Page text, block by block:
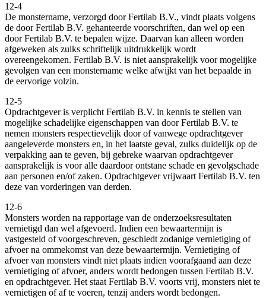
12-4
De monstername, verzorgd door Fertilab B.V., vindt plaats volgens
de door Fertilab B.V. gehanteerde voorschriften, dan wel op een
door Fertilab B.V. te bepalen wijze. Daarvan kan alleen worden
afgeweken als zulks schriftelijk uitdrukkelijk wordt
overeengekomen. Fertilab B.V. is niet aansprakelijk voor mogelijke
gevolgen van een monstername welke afwijkt van het bepaalde in
de eervorige volzin.
12-5
Opdrachtgever is verplicht Fertilab B.V. in kennis te stellen van
mogelijke schadelijke eigenschappen van door Fertilab B.V. te
nemen monsters respectievelijk door of vanwege opdrachtgever
aangeleverde monsters en, in het laatste geval, zulks duidelijk op de
verpakking aan te geven, bij gebreke waarvan opdrachtgever
aansprakelijk is voor alle daardoor ontstane schade en gevolgschade
aan personen en/of zaken. Opdrachtgever vrijwaart Fertilab B.V. ten
deze van vorderingen van derden.
12-6
Monsters worden na rapportage van de onderzoeksresultaten
vernietigd dan wel afgevoerd. Indien een bewaartermijn is
vastgesteld of voorgeschreven, geschiedt zodanige vernietiging of
afvoer na ommekomst van deze bewaartermijn. Vernietiging of
afvoer van monsters vindt niet plaats indien voorafgaand aan deze
vernietiging of afvoer, anders wordt bedongen tussen Fertilab B.V.
en opdrachtgever. Het staat Fertilab B.V. voorts vrij, monsters niet te
vernietigen of af te voeren, tenzij anders wordt bedongen.